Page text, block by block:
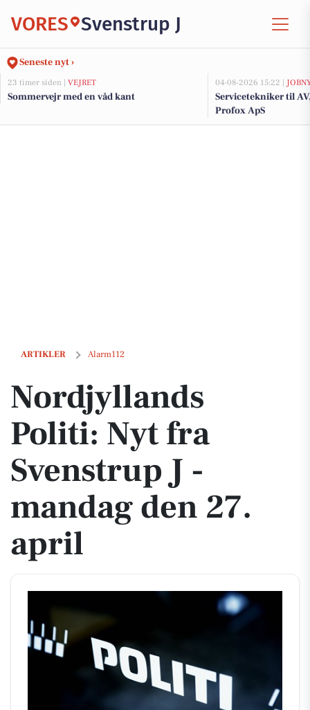
VORES Svenstrup J
Seneste nyt ›
23 timer siden | VEJRET
Sommervejr med en våd kant
04-08-2026 15:22 |
Servicetekniker til
Profox ApS
ARTIKLER Alarm112
Nordjyllands Politi: Nyt fra Svenstrup J - mandag den 27. april
Nordjyllands
Politi: Nyt fra
Svenstrup J -
mandag den 27.
april